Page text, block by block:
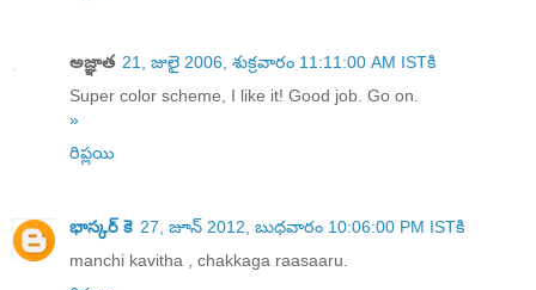
అజ్ఞాత 21, జులై 2006, శుక్రవారం 11:11:00 AM ISTకి
Super color scheme, I like it! Good job. Go on.
»
రిప్లయి
భాస్కర్ కె 27, జూన్ 2012, బుధవారం 10:06:00 PM ISTకి
manchi kavitha , chakkaga raasaaru.